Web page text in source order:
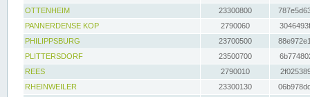
OTTENHEIM
23300800
PANNERDENSE KOP
2790060
PHILIPPSBURG
23700500
PLITTERSDORF
23500700
REES
2790010
RHEINWEILER
23300130